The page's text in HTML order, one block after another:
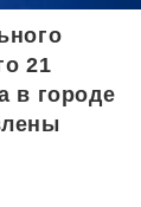
21
в городе